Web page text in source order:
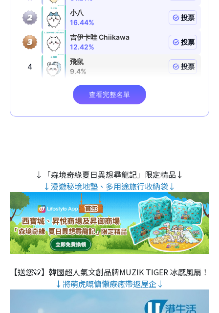
↓「森境奇緣夏日異想尋龍記」限定精品↓
↓漫遊秘境地墊、多用途旅行收納袋↓
【送您🐯】韓國超人氣文創品牌MUZIK TIGER 冰感風扇！
↓將萌虎嘅慵懶療癒帶返屋企↓